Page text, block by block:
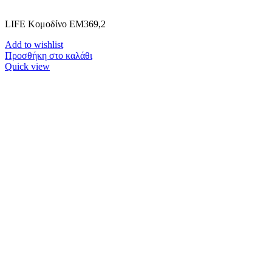
LIFE Κομοδίνο ΕΜ369,2
Add to wishlist
Προσθήκη στο καλάθι
Quick view